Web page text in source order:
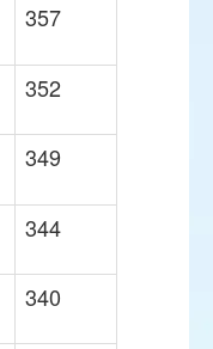
357
352
349
344
340